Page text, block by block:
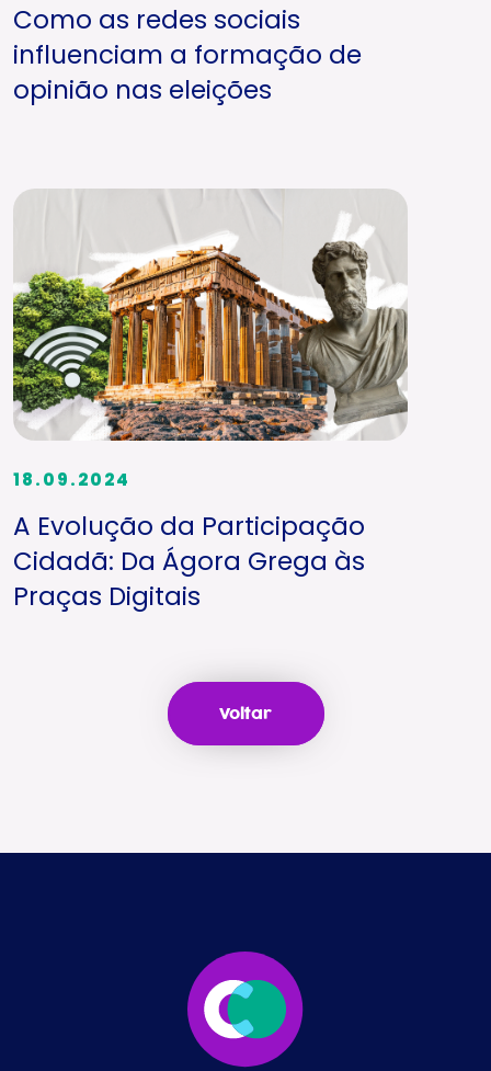
Como as redes sociais
influenciam a formação de
opinião nas eleições
18.09.2024
A Evolução da Participação
Cidadã: Da Ágora Grega às
Praças Digitais
Voltar